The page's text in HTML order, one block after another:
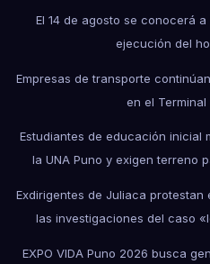
El 14 de agosto se conocerá
ejecución del
Empresas de transporte
en el Terminal
Estudiantes de educación inicial
la UNA Puno y exigen terreno
Exdirigentes de Juliaca
las investigaciones del caso
EXPO VIDA Puno 2026 busca